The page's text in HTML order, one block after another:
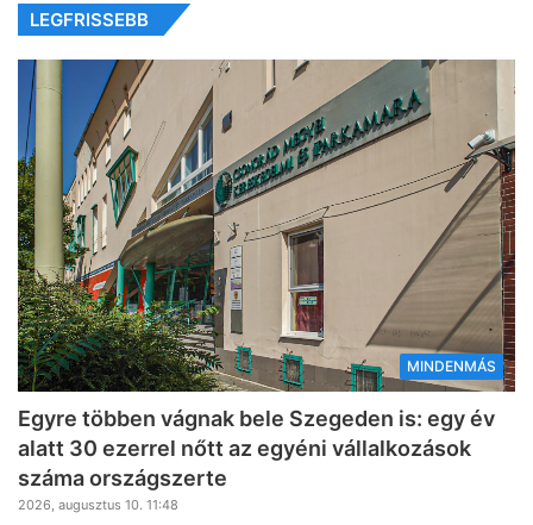
LEGFRISSEBB
MINDENMÁS
Egyre többen vágnak bele Szegeden is: egy év
alatt 30 ezerrel nőtt az egyéni vállalkozások
száma országszerte
2026, augusztus 10. 11:48